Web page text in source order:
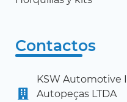
Contactos
KSW Automotive
Autopeças LTDA